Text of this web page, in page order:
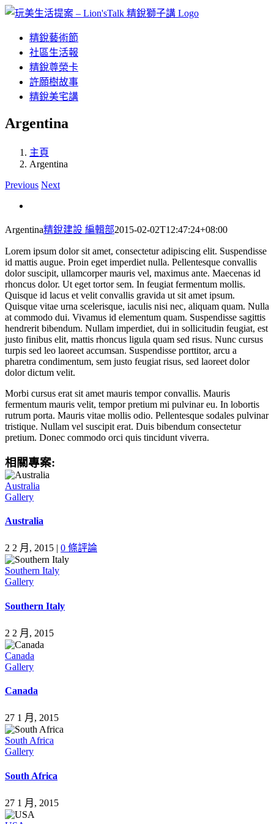
Skip
content
精銳藝術節
社區生活報
精銳尊榮卡
許願樹故事
精銳美宅講
Argentina
主頁
Argentina
Previous Next
Argentina精銳建設 編輯部2015-02-02T12:47:24+08:00
Lorem ipsum dolor sit amet, consectetur adipiscing elit. Suspendisse
id mattis augue. Proin eget imperdiet nulla. Pellentesque convallis
dolor suscipit, ullamcorper mauris vel, maximus ante. Maecenas id
rhoncus dolor. Ut eget tortor sem. In feugiat fermentum mollis.
Quisque id lacus et velit convallis gravida ut sit amet ipsum.
Quisque vitae urna scelerisque, iaculis nisi nec, aliquam quam. Nulla
at commodo dui. Vivamus id elementum quam. Suspendisse sagittis
hendrerit bibendum. Nullam imperdiet, dui in sollicitudin feugiat, est
justo finibus elit, mattis rhoncus ligula quam sed risus. Nunc cursus
turpis sed leo laoreet accumsan. Suspendisse porttitor, arcu a
pharetra condimentum, sem justo feugiat risus, sed laoreet dolor
dolor dictum velit.
Morbi cursus erat sit amet mauris tempor convallis. Mauris
fermentum mauris velit, tempor pretium mi pulvinar eu. In lobortis
rutrum porta. Mauris vitae mollis odio. Pellentesque sodales pulvinar
tristique. Nullam vel suscipit erat. Duis bibendum consectetur
pretium. Donec commodo orci quis tincidunt viverra.
相關專案:
Australia
Gallery
Australia
2 2 月, 2015 | 0 條評論
Southern Italy
Gallery
Southern Italy
2 2 月, 2015
Canada
Gallery
Canada
27 1 月, 2015
South Africa
Gallery
South Africa
27 1 月, 2015